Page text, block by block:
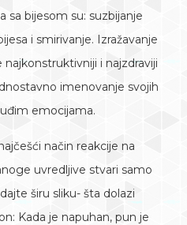
sa bijesom su: suzbijanje
i smirivanje. Izražavanje
najkonstruktivniji i najzdraviji
imenovanje svojih
emocijama.
način reakcije na
uvredljive stvari samo
širu sliku- šta dolazi
Kada je napuhan, pun je